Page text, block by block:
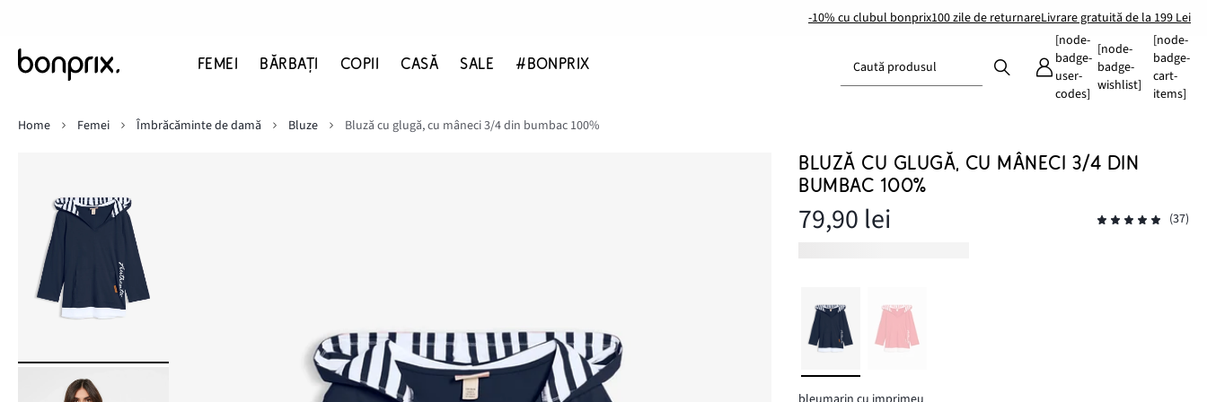
-10% cu clubul bonprix100 zile de returnareLivrare gratuită de la 199 Lei
FEMEI BĂRBAŢI COPII CASĂ SALE #BONPRIX Caută produsul
[node-
badge-
user-
codes]
[node-
badge-
wishlist]
[node-
badge-
cart-
items]
Home
Femei Îmbrăcăminte de damă Bluze Bluză cu glugă, cu mâneci 3/4 din bumbac 100%
BLUZĂ CU GLUGĂ, CU MÂNECI 3/4 DIN
BUMBAC 100%
79,90 lei (37)